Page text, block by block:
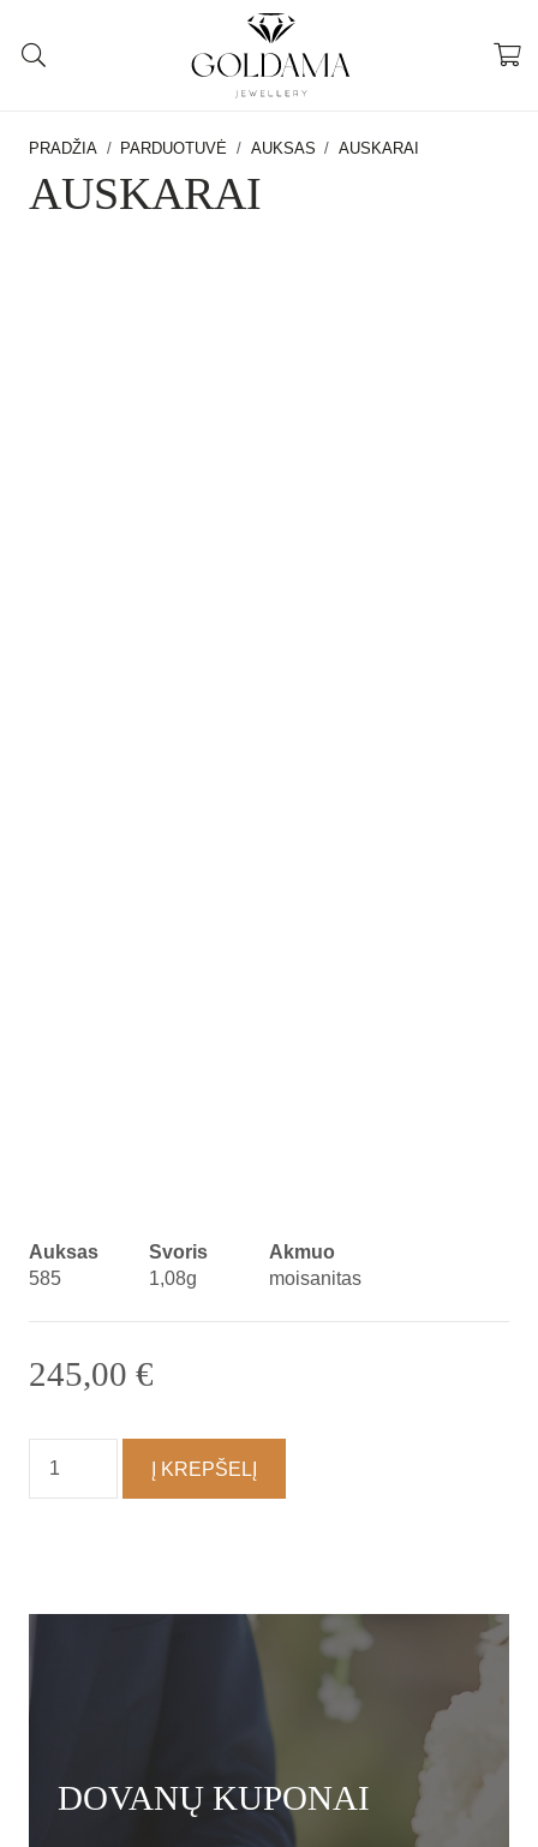
PRADŽIA / PARDUOTUVĖ / AUKSAS / AUSKARAI
AUSKARAI
Auksas
585
Svoris
1,08g
Akmuo
moisanitas
245,00 €
kiekis:
Auskarai
Į KREPŠELĮ
DOVANŲ KUPONAI